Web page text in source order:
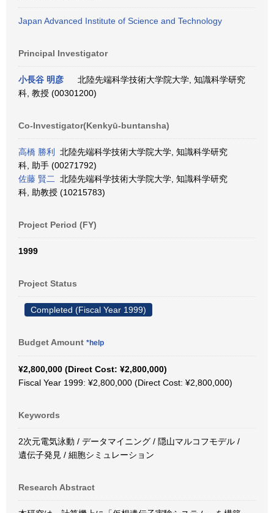
Japan Advanced Institute of Science and Technology
Principal Investigator
小長谷 明彦
北陸先端科学技術大学院大学, 知識科学研究
科, 教授 (00301200)
Co-Investigator(Kenkyū-buntansha)
高橋 勝利
北陸先端科学技術大学院大学, 知識科学研究
科, 助手 (00271792)
佐藤 賢二
北陸先端科学技術大学院大学, 知識科学研究
科, 助教授 (10215783)
Project Period (FY)
1999
Project Status
Completed (Fiscal Year 1999)
Budget Amount *help
¥2,800,000 (Direct Cost: ¥2,800,000)
Fiscal Year 1999: ¥2,800,000 (Direct Cost: ¥2,800,000)
Keywords
2次元電気泳動 / データマイニング / 隠山マルコフモデル /
遺伝子発見 / 細胞シミュレーション
Research Abstract